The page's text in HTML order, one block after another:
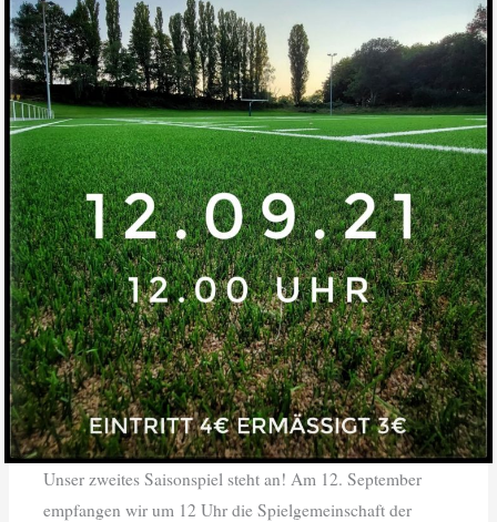
Unser zweites Saisonspiel steht an! Am 12. September
empfangen wir um 12 Uhr die Spielgemeinschaft der